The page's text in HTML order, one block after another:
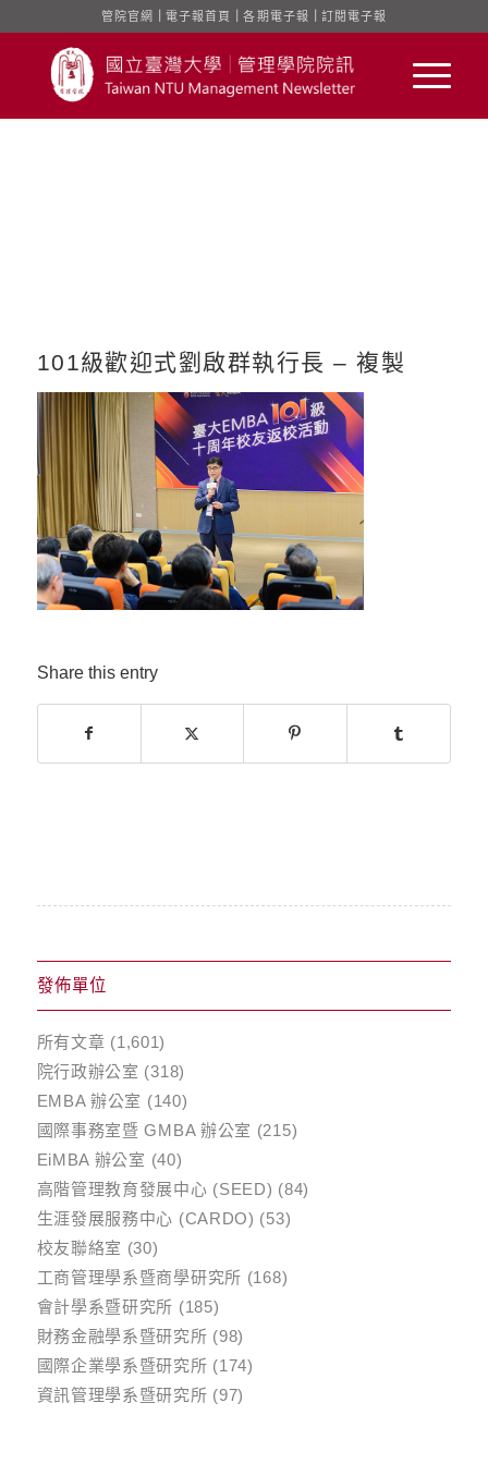
管院官網 電子報首頁 ｜各期電子報 訂閱電子報
101級歡迎式劉啟群執行長 – 複製
Share this entry
發佈單位
所有文章 (1,601)
院行政辦公室 (318)
EMBA 辦公室 (140)
國際事務室暨 GMBA 辦公室 (215)
EiMBA 辦公室 (40)
高階管理教育發展中心 (SEED) (84)
生涯發展服務中心 (CARDO) (53)
校友聯絡室 (30)
工商管理學系暨商學研究所 (168)
會計學系暨研究所 (185)
財務金融學系暨研究所 (98)
國際企業學系暨研究所 (174)
資訊管理學系暨研究所 (97)